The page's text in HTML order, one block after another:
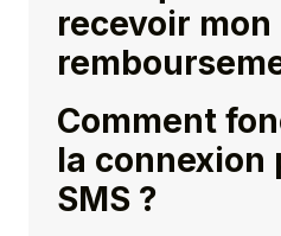
recevoir mon
Comment
la connexion
SMS ?